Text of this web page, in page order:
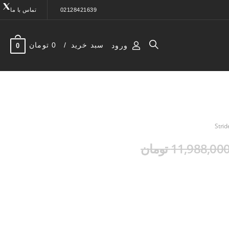
02128421639 تماس با ما
ورود سبد خرید 0 تومان 0
تومان